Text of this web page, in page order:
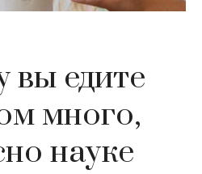
вы едите
много,
науке